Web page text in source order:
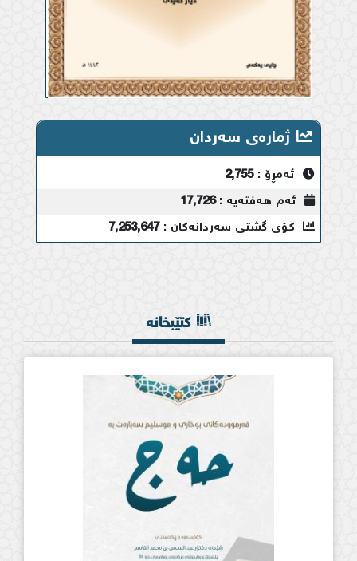
ژمارەی سەردان
ئەمڕۆ :2,755
ئەم هەفتەیە :17,726
کۆی گشتی سەردانەکان :7,253,647
کتێبخانە